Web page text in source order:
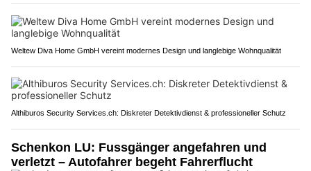
Weltew Diva Home GmbH vereint modernes Design und langlebige Wohnqualität
Althiburos Security Services.ch: Diskreter Detektivdienst & professioneller Schutz
Schenkon LU: Fussgänger angefahren und
verletzt – Autofahrer begeht Fahrerflucht